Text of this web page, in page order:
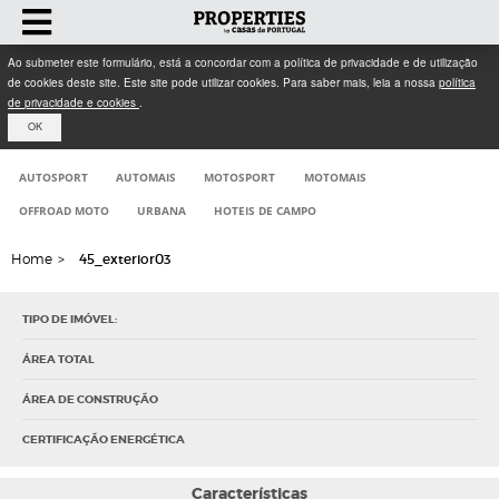
Ao submeter este formulário, está a concordar com a política de privacidade e de utilização
de cookies deste site. Este site pode utilizar cookies. Para saber mais, leia a nossa política
de privacidade e cookies .
OK
AUTOSPORT AUTOMAIS MOTOSPORT MOTOMAIS
OFFROAD MOTO URBANA HOTEIS DE CAMPO
Home > 45_exterior03
TIPO DE IMÓVEL:
ÁREA TOTAL
ÁREA DE CONSTRUÇÃO
CERTIFICAÇÃO ENERGÉTICA
Características